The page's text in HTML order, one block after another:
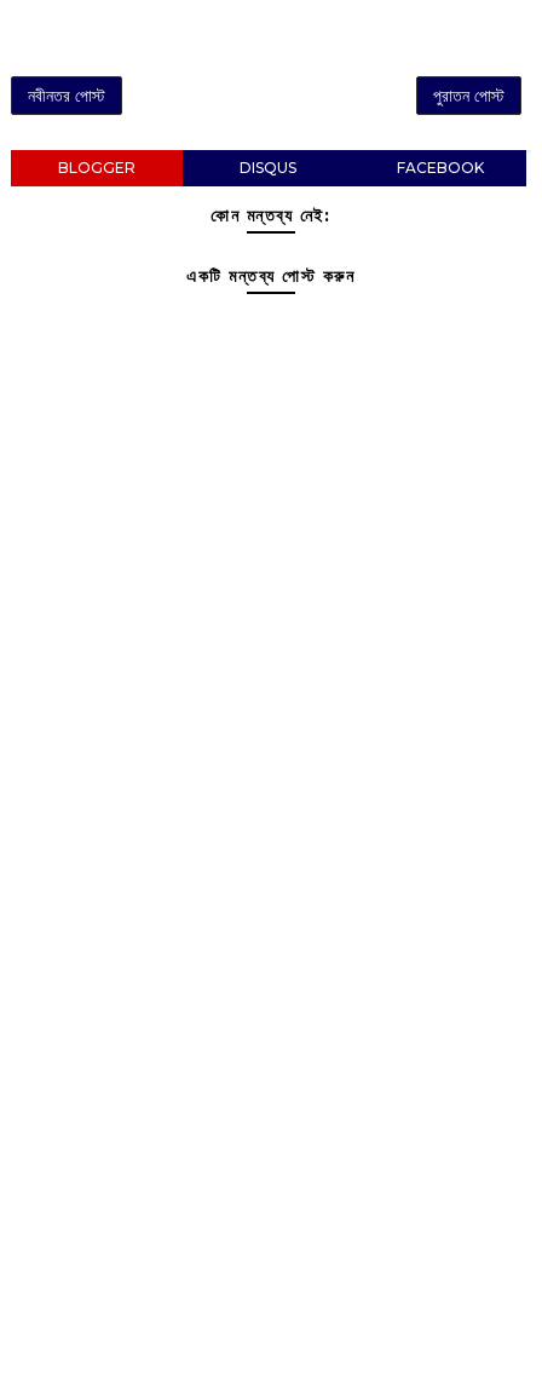
নবীনতর পোস্ট পুরাতন পোস্ট
BLOGGER DISQUS FACEBOOK
কোন মন্তব্য নেই:
একটি মন্তব্য পোস্ট করুন